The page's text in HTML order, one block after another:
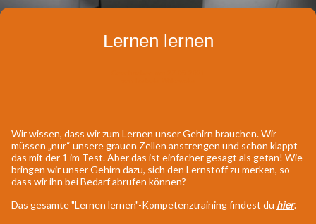
Lernen lernen
Wir wissen, dass wir zum Lernen unser Gehirn brauchen. Wir
müssen „nur“ unsere grauen Zellen anstrengen und schon klappt
das mit der 1 im Test. Aber das ist einfacher gesagt als getan! Wie
bringen wir unser Gehirn dazu, sich den Lernstoff zu merken, so
dass wir ihn bei Bedarf abrufen können?
Das gesamte "Lernen lernen"-Kompetenztraining findest du hier.